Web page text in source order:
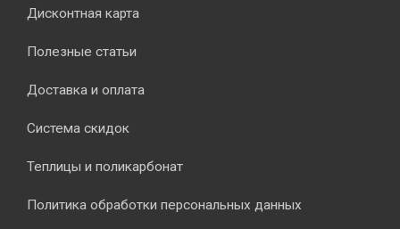
Дисконтная карта
Полезные статьи
Доставка и оплата
Система скидок
Теплицы и поликарбонат
Политика обработки персональных данных